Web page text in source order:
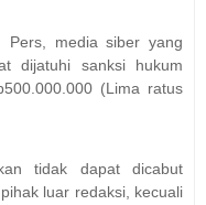
Pers, media siber yang
dijatuhi sanksi hukum
(Lima ratus
tidak dapat dicabut
luar redaksi, kecuali